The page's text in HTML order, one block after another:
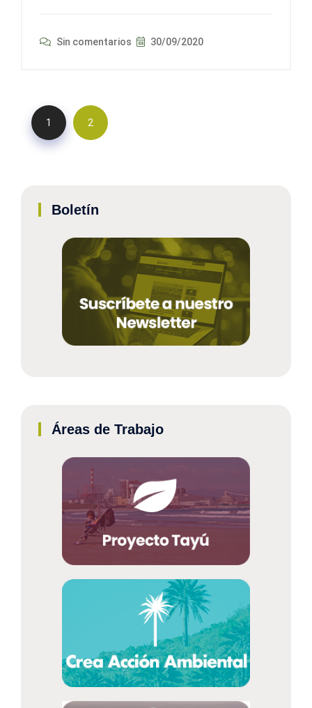
Sin comentarios 30/09/2020
1 2
Boletín
Áreas de Trabajo